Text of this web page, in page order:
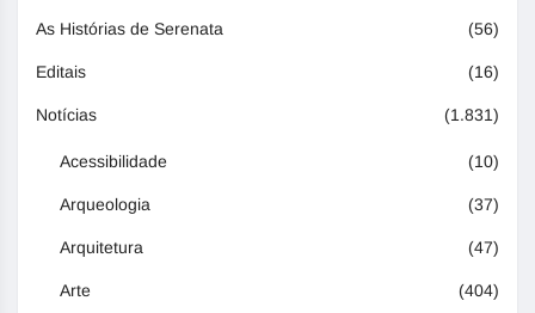
As Histórias de Serenata (56)
Editais (16)
Notícias (1.831)
Acessibilidade (10)
Arqueologia (37)
Arquitetura (47)
Arte (404)